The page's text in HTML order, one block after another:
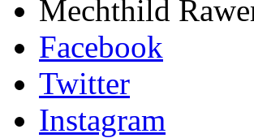
Mechthild
Facebook
Twitter
Instagram